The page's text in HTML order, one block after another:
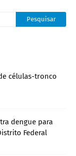
células-tronco
dengue para
Federal